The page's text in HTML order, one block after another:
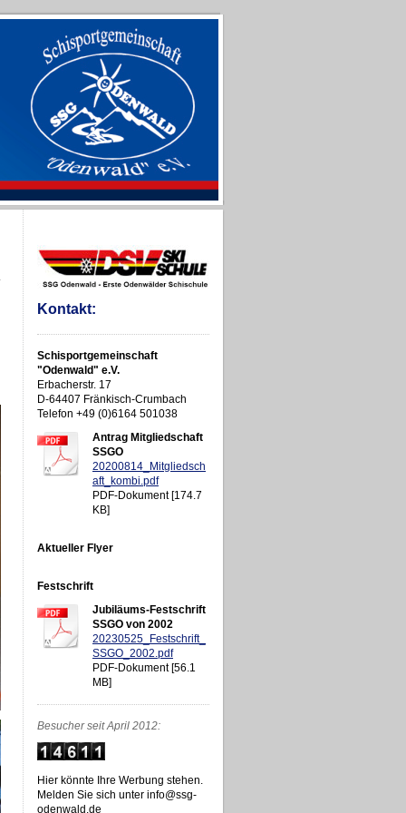
Kontakt:
Schisportgemeinschaft
"Odenwald" e.V.
Erbacherstr. 17
D-64407 Fränkisch-Crumbach
Telefon +49 (0)6164 501038
Antrag Mitgliedschaft
SSGO
20200814_Mitgliedsch
aft_kombi.pdf
PDF-Dokument [174.7
KB]
Aktueller Flyer
Festschrift
Jubiläums-Festschrift
SSGO von 2002
20230525_Festschrift_
SSGO_2002.pdf
PDF-Dokument [56.1
MB]
Besucher seit April 2012:
Hier könnte Ihre Werbung stehen.
Melden Sie sich unter info@ssg-
odenwald.de